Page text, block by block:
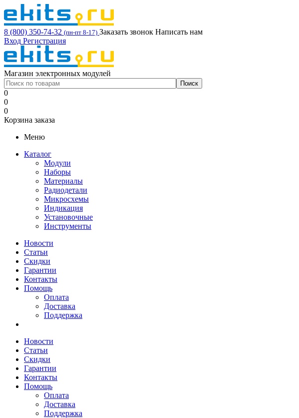
8 (800) 350-74-32 (пн-пт 8-17) Заказать звонок Написать нам
Вход Регистрация
Магазин электронных модулей
0
0
0
Корзина заказа
Меню
Каталог
Модули
Наборы
Материалы
Радиодетали
Микросхемы
Индикация
Установочные
Инструменты
Новости
Статьи
Скидки
Гарантии
Контакты
Помощь
Оплата
Доставка
Поддержка
Новости
Статьи
Скидки
Гарантии
Контакты
Помощь
Оплата
Доставка
Поддержка